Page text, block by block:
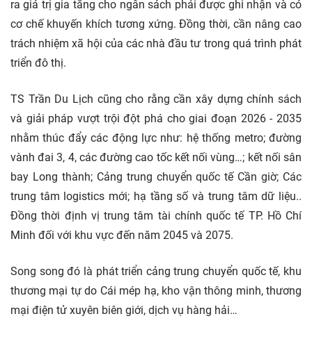
ra giá trị gia tăng cho ngân sách phải được ghi nhận và có
cơ chế khuyến khích tương xứng. Đồng thời, cần nâng cao
trách nhiệm xã hội của các nhà đầu tư trong quá trình phát
triển đô thị.
TS Trần Du Lịch cũng cho rằng cần xây dựng chính sách
và giải pháp vượt trội đột phá cho giai đoạn 2026 - 2035
nhằm thúc đẩy các động lực như: hệ thống metro; đường
vành đai 3, 4, các đường cao tốc kết nối vùng…; kết nối sân
bay Long thành; Cảng trung chuyển quốc tế Cần giờ; Các
trung tâm logistics mới; hạ tầng số và trung tâm dữ liệu..
Đồng thời định vị trung tâm tài chính quốc tế TP. Hồ Chí
Minh đối với khu vực đến năm 2045 và 2075.
Song song đó là phát triển cảng trung chuyển quốc tế, khu
thương mại tự do Cái mép hạ, kho vận thông minh, thương
mại điện tử xuyên biên giới, dịch vụ hàng hải…